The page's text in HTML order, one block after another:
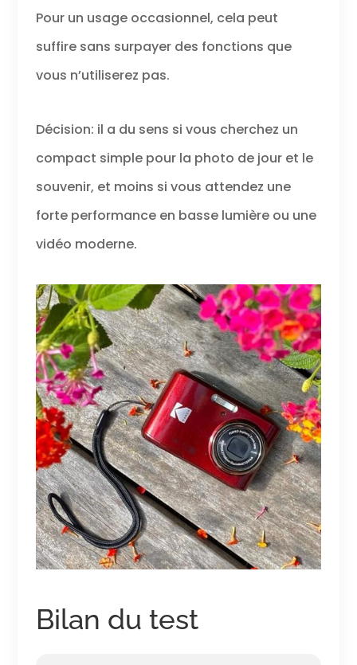
Pour un usage occasionnel, cela peut
suffire sans surpayer des fonctions que
vous n’utiliserez pas.
Décision: il a du sens si vous cherchez un
compact simple pour la photo de jour et le
souvenir, et moins si vous attendez une
forte performance en basse lumière ou une
vidéo moderne.
Bilan du test